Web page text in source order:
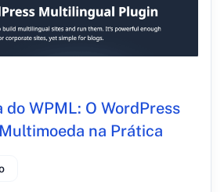
do WPML: O WordPress
na Prática